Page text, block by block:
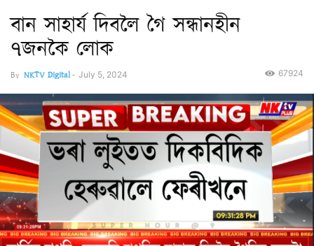
বান সাহাৰ্য দিবলৈ গৈ সন্ধানহীন
৭জনকৈ লোক
By NKTV Digital- July 5, 2024 67924